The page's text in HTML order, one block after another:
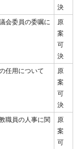
決
会委員の委嘱に
原
案
可
決
任用について
原
案
可
決
職員の人事に関
原
案
可